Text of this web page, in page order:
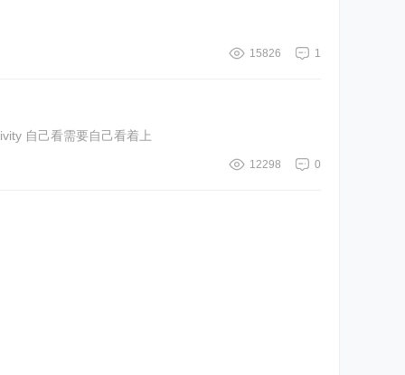
1
15826
自己看需要自己看着上
0
12298